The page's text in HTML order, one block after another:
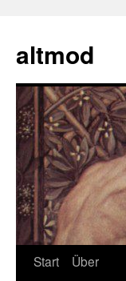
springen
altmod
Start
Über